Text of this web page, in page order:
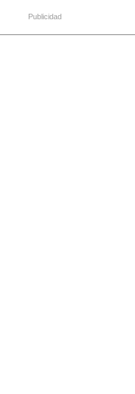
Publicidad